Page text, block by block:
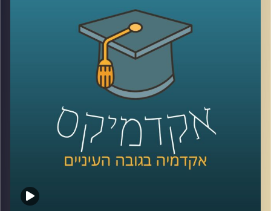
בנוסף לפגיעה בצמיחה במשק ובתוצר, לשיעורי התעסוקה
והפריון הנמוכים בקרב העובדים הערבים יש השלכות על רוב
היבטי החיים בחברה הערבית
כדי לדון בסוגיות הללו הצטרפה אלינו היום ד״ר מריאן תחאוכו,
חוקרת בכירה במכון אהרן למדיניות כלכלית בבית ספר טיומקין
לכלכלה – אוניברסיטת רייכמן, ועומדת בראש המרכז לחברה